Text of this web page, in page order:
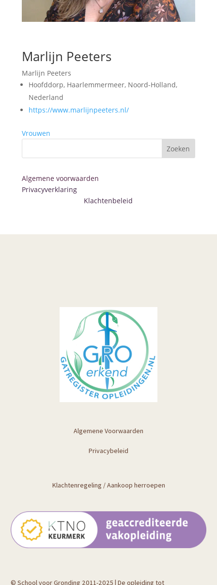
Marlijn Peeters
Marlijn Peeters
Hoofddorp, Haarlemmermeer, Noord-Holland,
Nederland
https://www.marlijnpeeters.nl/
Vrouwen
Zoeken
Algemene voorwaarden
Privacyverklaring
Klachtenbeleid
Algemene Voorwaarden
Privacybeleid
Klachtenregeling /Aankoop herroepen
© School voor Gronding 2011-2025 | De opleiding tot